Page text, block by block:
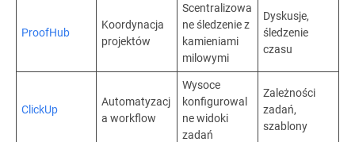
ProofHub
Koordynacja
projektów
Scentralizowa
ne śledzenie z
kamieniami
milowymi
Dyskusje,
śledzenie
czasu
ClickUp
Automatyzacj
a workflow
Wysoce
konfigurowal
ne widoki
zadań
Zależności
zadań,
szablony